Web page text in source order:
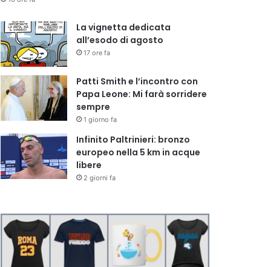
La vignetta dedicata
all’esodo di agosto
17 ore fa
Patti Smith e l’incontro con
Papa Leone: Mi farà sorridere
sempre
1 giorno fa
Infinito Paltrinieri: bronzo
europeo nella 5 km in acque
libere
2 giorni fa